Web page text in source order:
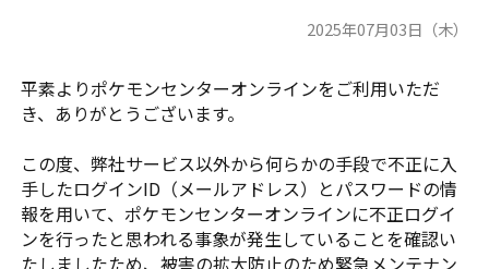
2025年07月03日（木）
平素よりポケモンセンターオンラインをご利用いただ
き、ありがとうございます。
この度、弊社サービス以外から何らかの手段で不正に入
手したログインID（メールアドレス）とパスワードの情
報を用いて、ポケモンセンターオンラインに不正ログイ
ンを行ったと思われる事象が発生していることを確認い